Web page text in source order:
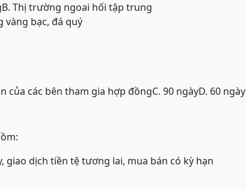
B. Thị trường ngoai hối tập trung
vàng bạc, đá quý
của các bên tham gia hợp đồngC. 90 ngàyD. 60 ngày
giao dịch tiền tệ tương lai, mua bán có kỳ hạn